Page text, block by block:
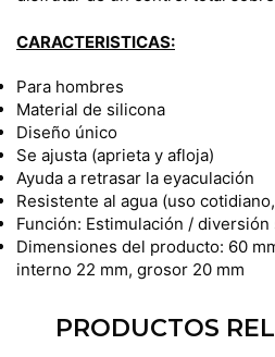
CARACTERISTICAS:
Para hombres
Material de silicona
Diseño único
Se ajusta (aprieta y afloja)
Ayuda a retrasar la eyaculación
Resistente al agua (uso
Función: Estimulación / diversión
Dimensiones del producto: 60
interno 22 mm, grosor 20 mm
PRODUCTOS